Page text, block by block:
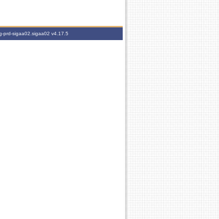
prd-sigaa02.sigaa02 v4.17.5